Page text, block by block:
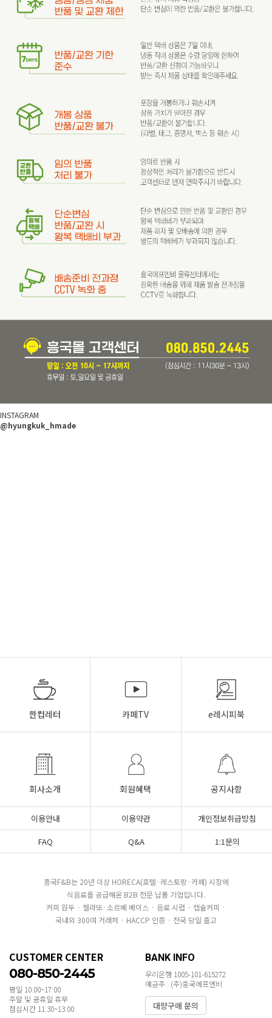
INSTAGRAM
@hyungkuk_hmade
한컵레터 카페TV e레시피북
회사소개 회원혜택 공지사항
이용안내 이용약관
개인정보취급방침
FAQ
Q&A 1:1문의
흥국F&B는 20년 이상 HORECA(호텔·레스토랑·카페) 시장에
식음료를 공급해온 B2B 전문 납품 기업입니다.
커피 원두 · 젤라또·소르베 베이스 · 음료 시럽 · 캡슐커피 ·
국내외 300여 거래처 · HACCP 인증 · 전국 당일 출고
CUSTOMER CENTER
080-850-2445
평일 10:00~17:00
주말 및 공휴일 휴무
점심시간 11:30~13:00
BANK INFO
우리은행 1005-101-615272
예금주 : (주)흥국에프엔비
대량구매 문의